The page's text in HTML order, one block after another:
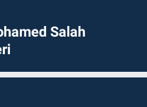
Salah